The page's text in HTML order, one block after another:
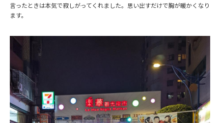
言ったときは本気で寂しがってくれました。思い出すだけで胸が暖かくなり
ます。